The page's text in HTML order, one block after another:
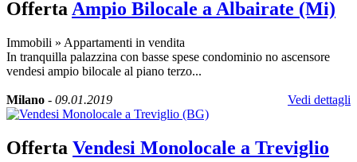
Offerta Ampio Bilocale a Albairate (Mi)
Immobili » Appartamenti in vendita
In tranquilla palazzina con basse spese condominio no ascensore
vendesi ampio bilocale al piano terzo...
Milano - 09.01.2019 Vedi dettagli
Offerta Vendesi Monolocale a Treviglio